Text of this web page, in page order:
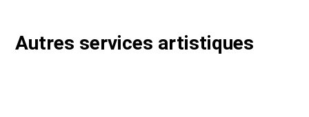
Autres services artistiques